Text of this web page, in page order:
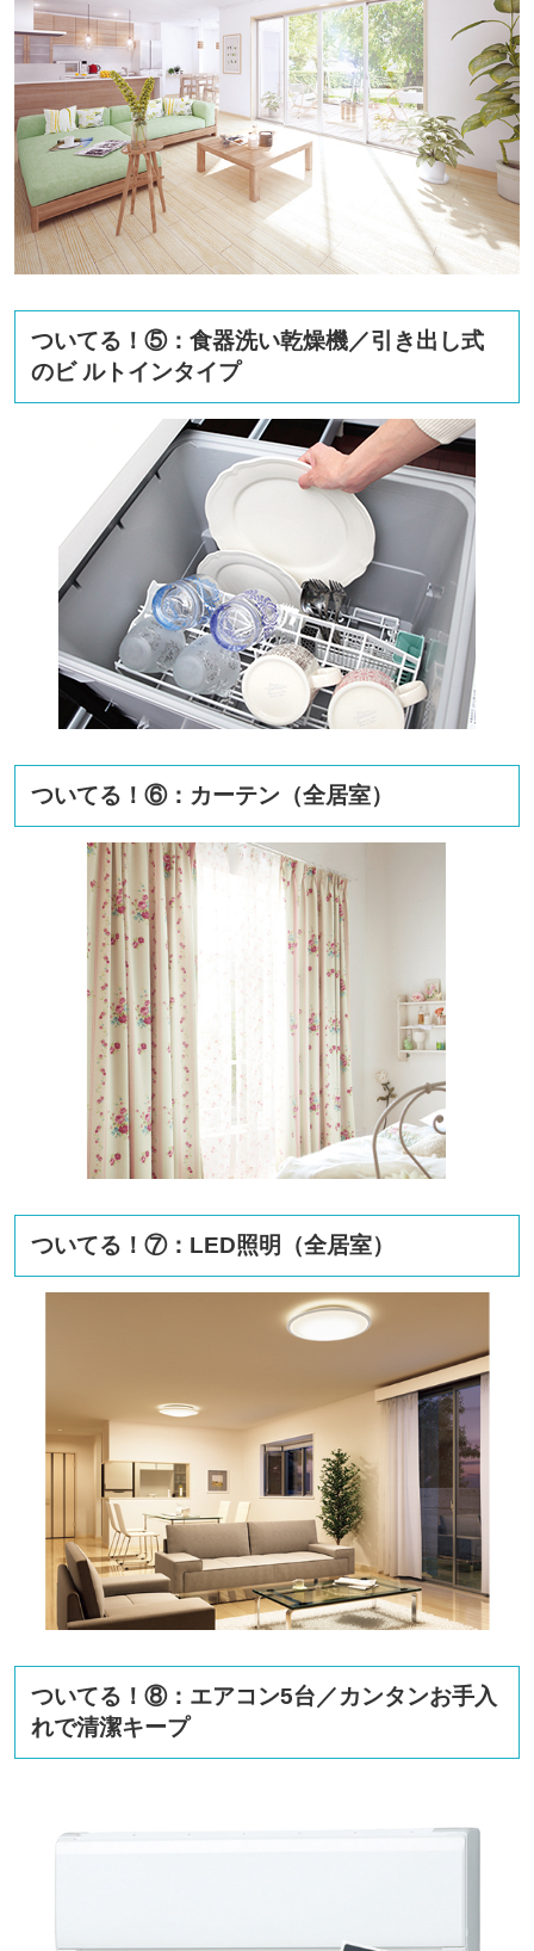
ついてる！⑤：食器洗い乾燥機／引き出し式
のビ ルトインタイプ
ついてる！⑥：カーテン（全居室）
ついてる！⑦：LED照明（全居室）
ついてる！⑧：エアコン5台／カンタンお手入
れで清潔キープ